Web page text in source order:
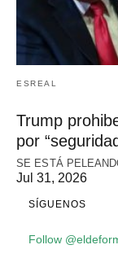
ESREAL
Trump
por
SE ESTÁ
Jul 31, 2026
SÍGUENOS
Follow